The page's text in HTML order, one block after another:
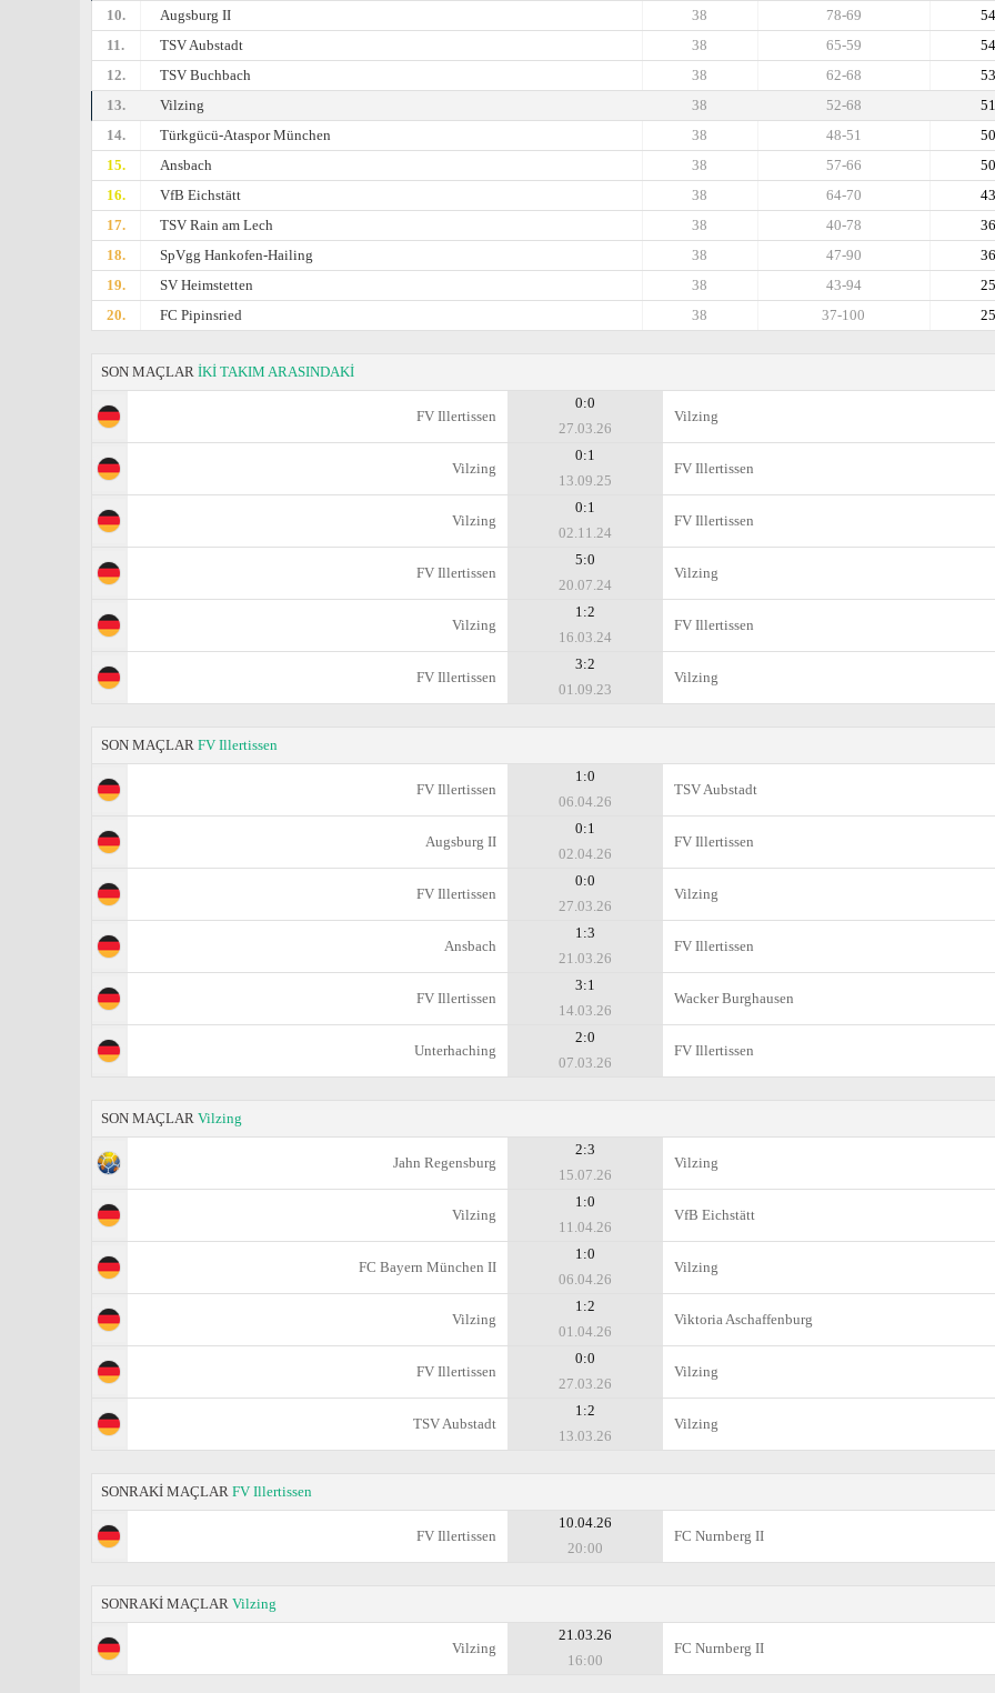
10.
Augsburg II 54
78-69
38
11.
TSV Aubstadt 54
65-59
38
12.
TSV Buchbach 53
62-68
38
13.
Vilzing 51
52-68
38
14.
Türkgücü-Ataspor München 50
48-51
38
15.
Ansbach 50
57-66
38
16.
VfB Eichstätt 43
64-70
38
17.
TSV Rain am Lech 36
40-78
38
18.
SpVgg Hankofen-Hailing 36
47-90
38
19.
SV Heimstetten 25
43-94
38
20.
FC Pipinsried 25
37-100
38
SON MAÇLAR İKİ TAKIM ARASINDAKİ
FV Illertissen
0:0
27.03.26
Vilzing
Vilzing
0:1
13.09.25
FV Illertissen
Vilzing
0:1
02.11.24
FV Illertissen
FV Illertissen
5:0
20.07.24
Vilzing
Vilzing
1:2
16.03.24
FV Illertissen
FV Illertissen
3:2
01.09.23
Vilzing
SON MAÇLAR FV Illertissen
FV Illertissen
1:0
06.04.26
TSV Aubstadt
Augsburg II
0:1
02.04.26
FV Illertissen
FV Illertissen
0:0
27.03.26
Vilzing
Ansbach
1:3
21.03.26
FV Illertissen
FV Illertissen
3:1
14.03.26
Wacker Burghausen
Unterhaching
2:0
07.03.26
FV Illertissen
SON MAÇLAR Vilzing
Jahn Regensburg
2:3
15.07.26
Vilzing
Vilzing
1:0
11.04.26
VfB Eichstätt
FC Bayern München II
1:0
06.04.26
Vilzing
Vilzing
1:2
01.04.26
Viktoria Aschaffenburg
FV Illertissen
0:0
27.03.26
Vilzing
TSV Aubstadt
1:2
13.03.26
Vilzing
SONRAKİ MAÇLAR FV Illertissen
FV Illertissen
10.04.26
20:00
FC Nurnberg II
SONRAKİ MAÇLAR Vilzing
Vilzing
21.03.26
16:00
FC Nurnberg II